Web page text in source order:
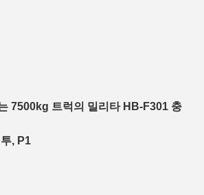
7500kg 트럭의 밀리타 HB-F301 충
, P1